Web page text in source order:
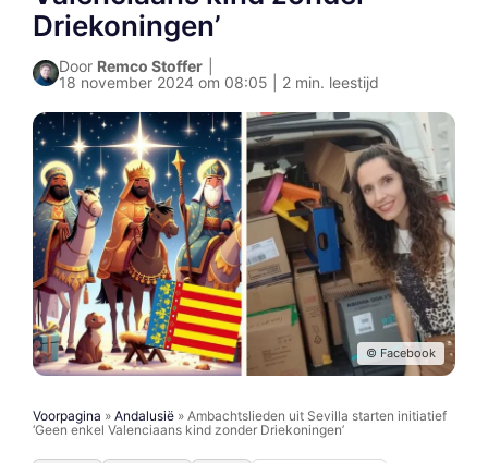
Driekoningen’
Door Remco Stoffer
18 november 2024 om 08:05 | 2 min. leestijd
© Facebook
Voorpagina » Andalusië » Ambachtslieden uit Sevilla starten initiatief
‘Geen enkel Valenciaans kind zonder Driekoningen’